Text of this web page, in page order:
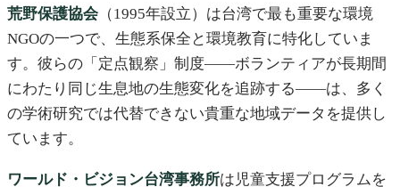
荒野保護協会 （1995年設立）は台湾で最も重要な環境
NGOの一つで、生態系保全と環境教育に特化していま
す。彼らの「定点観察」制度——ボランティアが長期間
にわたり同じ生息地の生態変化を追跡する——は、多く
の学術研究では代替できない貴重な地域データを提供し
ています。
ワールド・ビジョン台湾事務所は児童支援プログラムを